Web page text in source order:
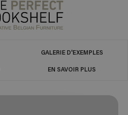
GALERIE D'EXEMPLES
EN SAVOIR PLUS